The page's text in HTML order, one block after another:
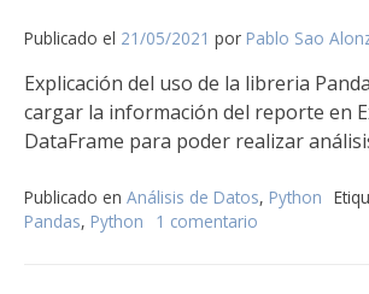
Publicado el 21/05/2021 por Pablo Sao
Explicación del uso de la libreria
cargar la información del reporte en
DataFrame para poder realizar
Publicado en Análisis de Datos, Python
Pandas, Python 1 comentario